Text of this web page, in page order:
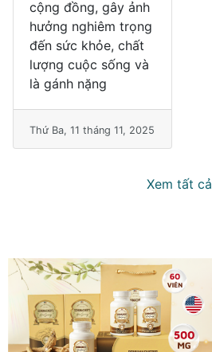
cộng đồng, gây ảnh
hưởng nghiêm trọng
đến sức khỏe, chất
lượng cuộc sống và
là gánh nặng
Thứ Ba, 11 tháng 11, 2025
Xem tất cả